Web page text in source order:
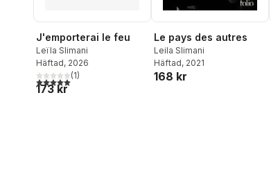
J'emporterai le feu
Leïla Slimani
Häftad, 2026
5,0utav 5 stjärnor. Totalt antal röster:
(1)
173 kr
Le pays des autres
Leila Slimani
Häftad, 2021
168 kr